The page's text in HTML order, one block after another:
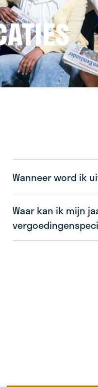
Wanneer word ik
Waar kan ik mijn